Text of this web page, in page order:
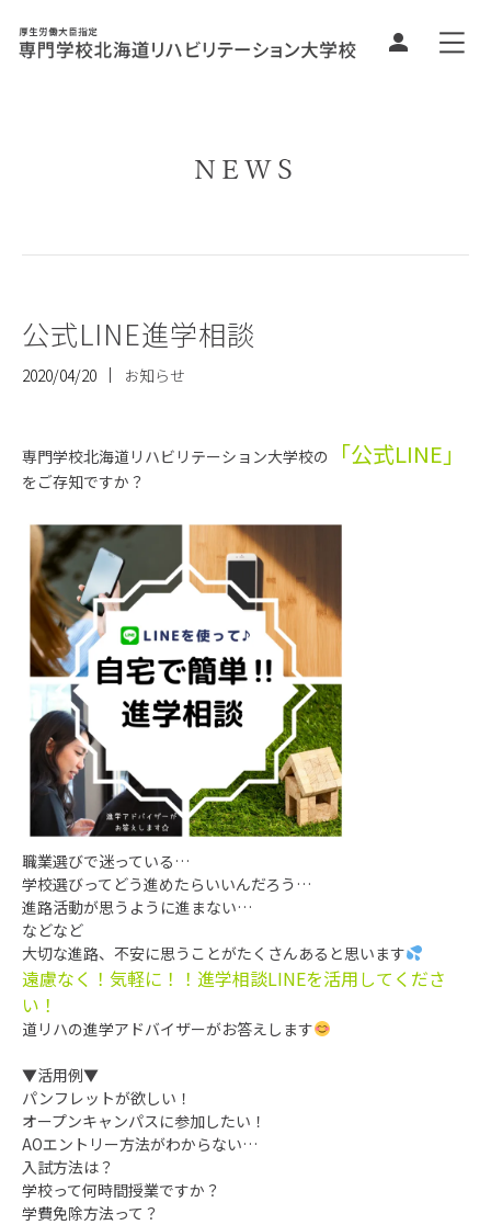
NEWS
公式LINE進学相談
2020/04/20 お知らせ
専門学校北海道リハビリテーション大学校の 「公式LINE」
をご存知ですか？
職業選びで迷っている…
学校選びってどう進めたらいいんだろう…
進路活動が思うように進まない…
などなど
大切な進路、不安に思うことがたくさんあると思います
遠慮なく！気軽に！！進学相談LINEを活用してくださ
い！
道リハの進学アドバイザーがお答えします
▼活用例▼
パンフレットが欲しい！
オープンキャンパスに参加したい！
AOエントリー方法がわからない…
入試方法は？
学校って何時間授業ですか？
学費免除方法って？